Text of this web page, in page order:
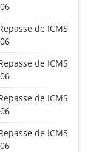
de ICMS
de ICMS
de ICMS
de ICMS